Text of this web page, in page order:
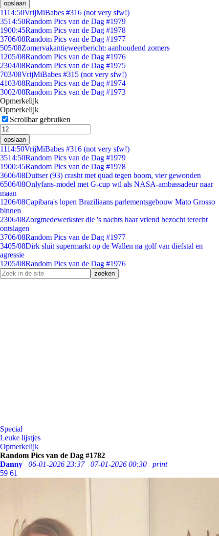
opslaan
1114:50VrijMiBabes #316 (not very sfw!)
3514:50Random Pics van de Dag #1979
1900:45Random Pics van de Dag #1978
3706/08Random Pics van de Dag #1977
505/08Zomervakantieweerbericht: aanhoudend zomers
1205/08Random Pics van de Dag #1976
2304/08Random Pics van de Dag #1975
703/08VrijMiBabes #315 (not very sfw!)
4103/08Random Pics van de Dag #1974
3002/08Random Pics van de Dag #1973
Opmerkelijk
Opmerkelijk
Scrollbar gebruiken
opslaan
1114:50VrijMiBabes #316 (not very sfw!)
3514:50Random Pics van de Dag #1979
1900:45Random Pics van de Dag #1978
3606/08Duitser (93) crasht met quad tegen boom, vier gewonden
6506/08Onlyfans-model met G-cup wil als NASA-ambassadeur naar
maan
1206/08Capibara's lopen Braziliaans parlementsgebouw Mato Grosso
binnen
2306/08Zorgmedewerkster die 's nachts haar vriend bezocht terecht
ontslagen
3706/08Random Pics van de Dag #1977
3405/08Dirk sluit supermarkt op de Wallen na golf van diefstal en
agressie
1205/08Random Pics van de Dag #1976
Special
Leuke lijstjes
Opmerkelijk
Random Pics van de Dag #1782
Danny
06-01-2026 23:37 07-01-2026 00:30
print
59 61